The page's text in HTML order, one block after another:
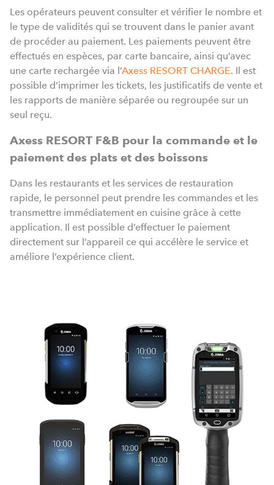
Les opérateurs peuvent consulter et vérifier le nombre et
le type de validités qui se trouvent dans le panier avant
de procéder au paiement. Les paiements peuvent être
effectués en espèces, par carte bancaire, ainsi qu’avec
une carte rechargée via l’Axess RESORT CHARGE. Il est
possible d’imprimer les tickets, les justificatifs de vente et
les rapports de manière séparée ou regroupée sur un
seul reçu.
Axess RESORT F&B pour la commande et le
paiement des plats et des boissons
Dans les restaurants et les services de restauration
rapide, le personnel peut prendre les commandes et les
transmettre immédiatement en cuisine grâce à cette
application. Il est possible d’effectuer le paiement
directement sur l’appareil ce qui accélère le service et
améliore l’expérience client.